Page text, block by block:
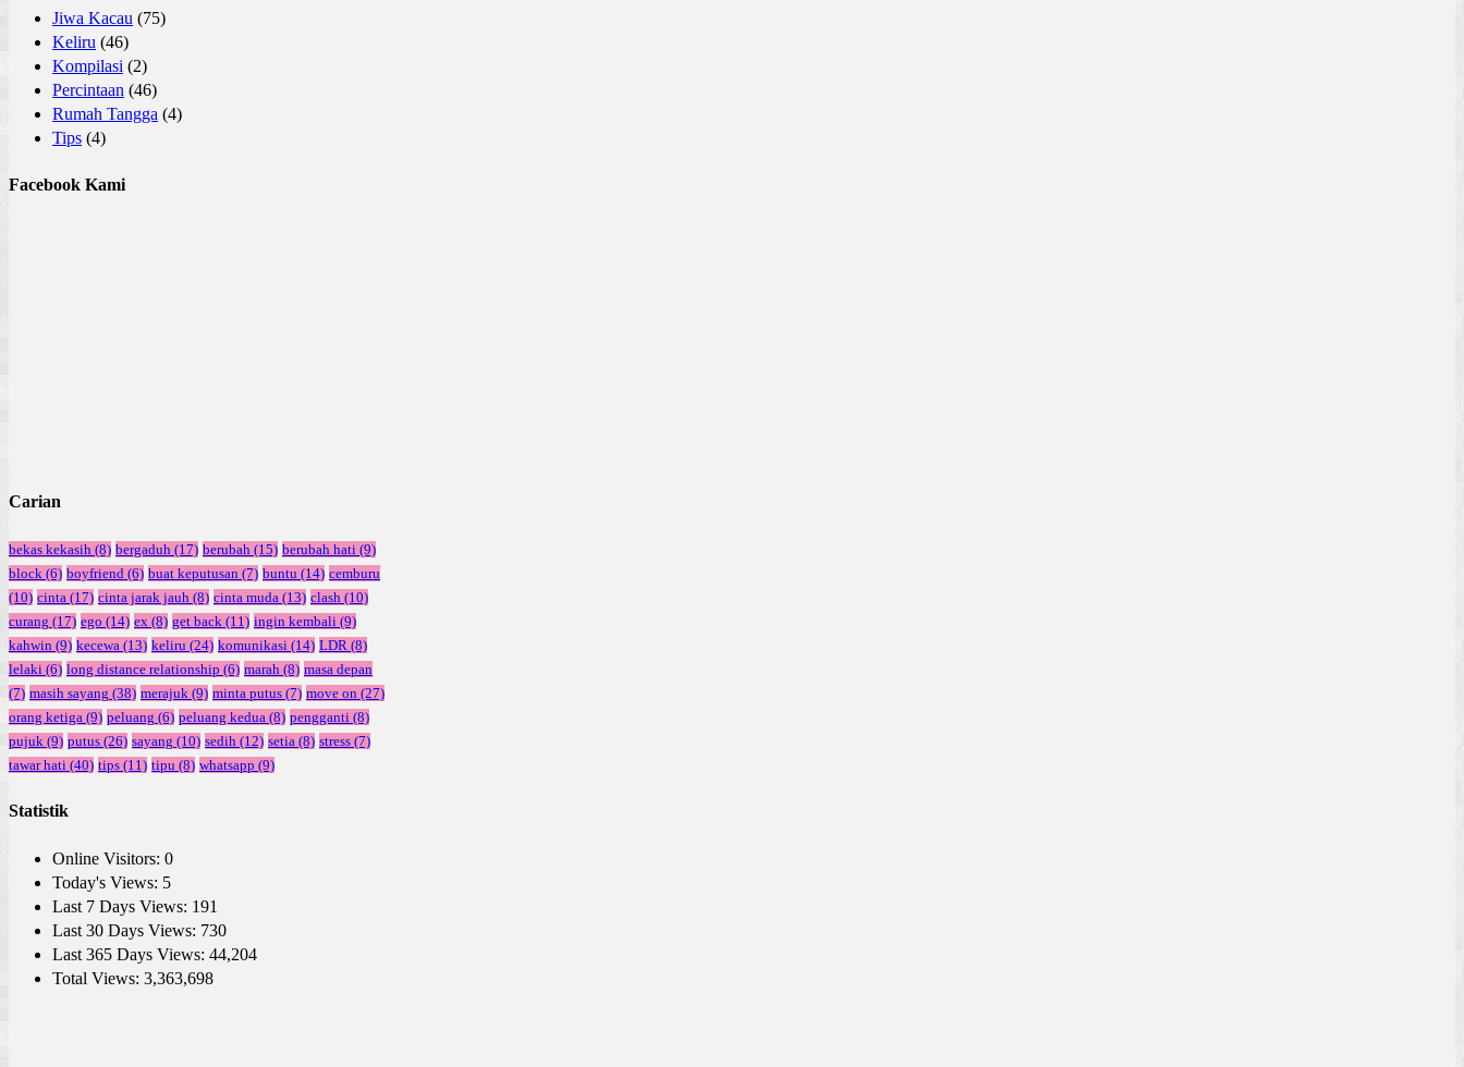
Jiwa Kacau (75)
Keliru (46)
Kompilasi (2)
Percintaan (46)
Rumah Tangga (4)
Tips (4)
Facebook Kami
Carian
bekas kekasih (8) bergaduh (17) berubah (15) berubah hati (9)
block (6) boyfriend (6) buat keputusan (7) buntu (14) cemburu
(10) cinta (17) cinta jarak jauh (8) cinta muda (13) clash (10)
curang (17) ego (14) ex (8) get back (11) ingin kembali (9)
kahwin (9) kecewa (13) keliru (24) komunikasi (14) LDR (8)
lelaki (6) long distance relationship (6) marah (8) masa depan
(7) masih sayang (38) merajuk (9) minta putus (7) move on (27)
orang ketiga (9) peluang (6) peluang kedua (8) pengganti (8)
pujuk (9) putus (26) sayang (10) sedih (12) setia (8) stress (7)
tawar hati (40) tips (11) tipu (8) whatsapp (9)
Statistik
Online Visitors: 0
Today's Views: 5
Last 7 Days Views: 191
Last 30 Days Views: 730
Last 365 Days Views: 44,204
Total Views: 3,363,698